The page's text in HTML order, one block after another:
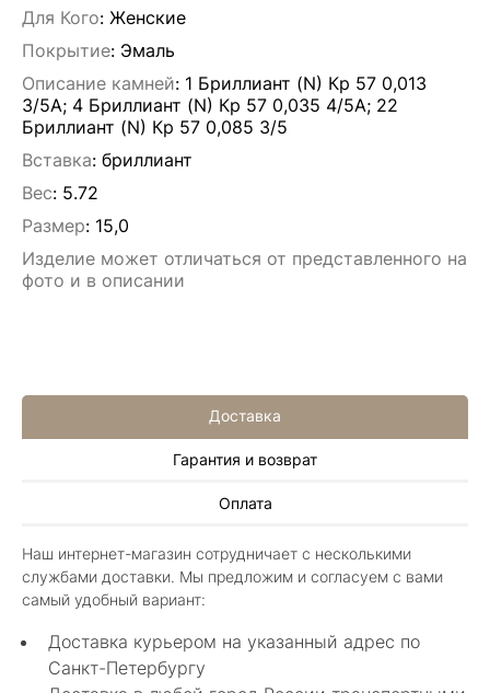
Для Кого: Женские
Покрытие: Эмаль
Описание камней: 1 Бриллиант (N) Кр 57 0,013
3/5А; 4 Бриллиант (N) Кр 57 0,035 4/5А; 22
Бриллиант (N) Кр 57 0,085 3/5
Вставка: бриллиант
Вес: 5.72
Размер: 15,0
Изделие может отличаться от представленного на
фото и в описании
Доставка
Гарантия и возврат
Оплата
Наш интернет-магазин сотрудничает с несколькими
службами доставки. Мы предложим и согласуем с вами
самый удобный вариант:
Доставка курьером на указанный адрес по
Санкт-Петербургу
Алла Майорова
Классные изделия, оригинальные не похожие
в других магазинах. Сотрудники очень
грамотные специалисты в своем деле помогли
с выбором.
Показать полностью